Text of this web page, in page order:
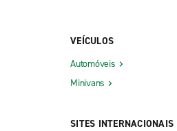
VEÍCULOS
Automóveis
Minivans
SITES INTERNACIONAIS